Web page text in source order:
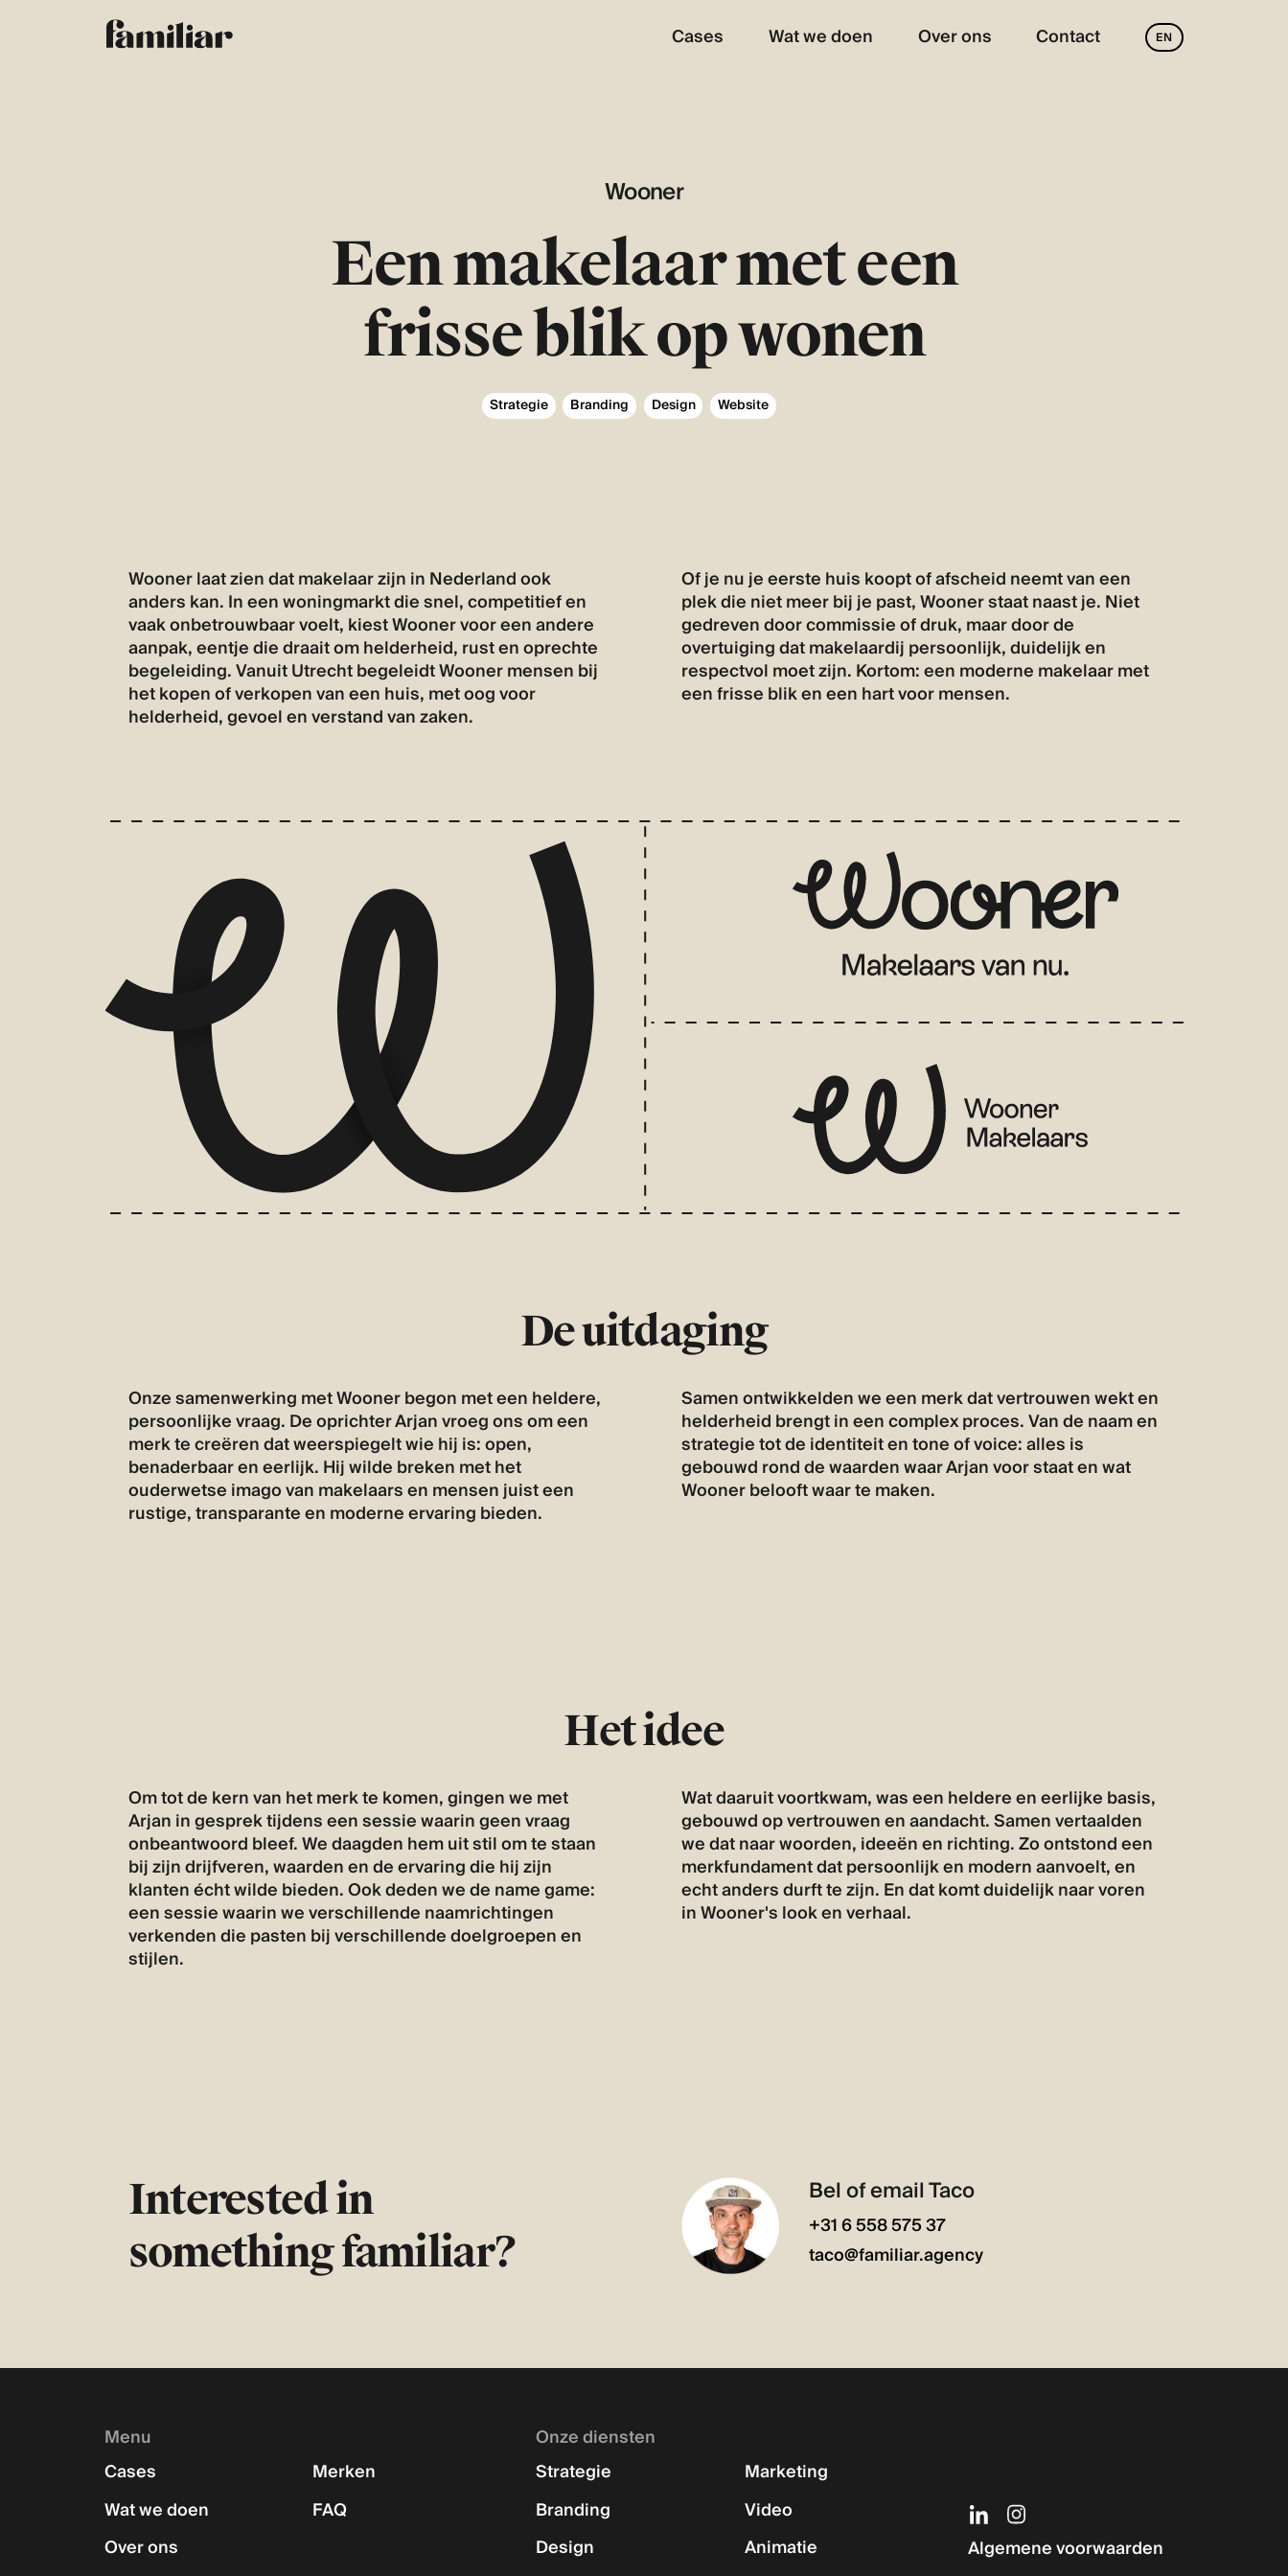
Cases Wat we doen Over ons Contact EN
Wooner
Een makelaar met een
frisse blik op wonen
Strategie Branding Design Website
Wooner laat zien dat makelaar zijn in Nederland ook
anders kan. In een woningmarkt die snel, competitief en
vaak onbetrouwbaar voelt, kiest Wooner voor een andere
aanpak, eentje die draait om helderheid, rust en oprechte
begeleiding. Vanuit Utrecht begeleidt Wooner mensen bij
het kopen of verkopen van een huis, met oog voor
helderheid, gevoel en verstand van zaken.
Of je nu je eerste huis koopt of afscheid neemt van een
plek die niet meer bij je past, Wooner staat naast je. Niet
gedreven door commissie of druk, maar door de
overtuiging dat makelaardij persoonlijk, duidelijk en
respectvol moet zijn. Kortom: een moderne makelaar met
een frisse blik en een hart voor mensen.
De uitdaging
Onze samenwerking met Wooner begon met een heldere,
persoonlijke vraag. De oprichter Arjan vroeg ons om een
merk te creëren dat weerspiegelt wie hij is: open,
benaderbaar en eerlijk. Hij wilde breken met het
ouderwetse imago van makelaars en mensen juist een
rustige, transparante en moderne ervaring bieden.
Samen ontwikkelden we een merk dat vertrouwen wekt en
helderheid brengt in een complex proces. Van de naam en
strategie tot de identiteit en tone of voice: alles is
gebouwd rond de waarden waar Arjan voor staat en wat
Wooner belooft waar te maken.
Het idee
Om tot de kern van het merk te komen, gingen we met
Arjan in gesprek tijdens een sessie waarin geen vraag
onbeantwoord bleef. We daagden hem uit stil om te staan
bij zijn drijfveren, waarden en de ervaring die hij zijn
klanten écht wilde bieden. Ook deden we de name game:
een sessie waarin we verschillende naamrichtingen
verkenden die pasten bij verschillende doelgroepen en
stijlen.
Wat daaruit voortkwam, was een heldere en eerlijke basis,
gebouwd op vertrouwen en aandacht. Samen vertaalden
we dat naar woorden, ideeën en richting. Zo ontstond een
merkfundament dat persoonlijk en modern aanvoelt, en
echt anders durft te zijn. En dat komt duidelijk naar voren
in Wooner's look en verhaal.
Interested in
something familiar?
Bel of email Taco
+31 6 558 575 37
taco@familiar.agency
Menu
Cases
Wat we doen
Over ons
Merken
FAQ
Onze diensten
Strategie
Branding
Design
Marketing
Video
Animatie
Algemene voorwaarden